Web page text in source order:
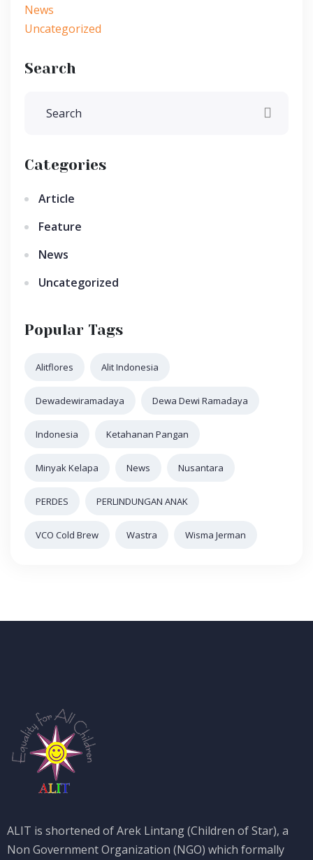
News
Uncategorized
Search
Categories
Article
Feature
News
Uncategorized
Popular Tags
Alitflores Alit Indonesia
Dewadewiramadaya Dewa Dewi Ramadaya
Indonesia Ketahanan Pangan
Minyak Kelapa News Nusantara
PERDES PERLINDUNGAN ANAK
VCO Cold Brew Wastra Wisma Jerman
ALIT is shortened of Arek Lintang (Children of Star), a
Non Government Organization (NGO) which formally